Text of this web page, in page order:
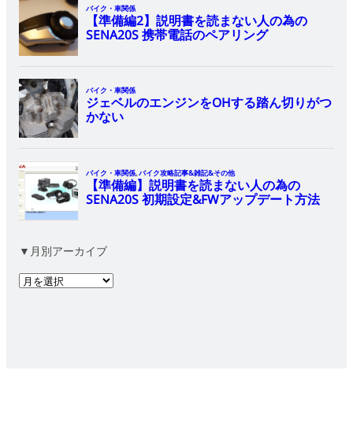
▼月別アーカイブ
ア